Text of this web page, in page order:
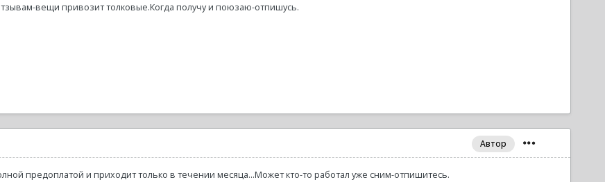
вещи привозит толковые.Когда получу и поюзаю-отпишусь.
Автор
предоплатой и приходит только в течении месяца...Может кто-то работал уже сним-отпишитесь.